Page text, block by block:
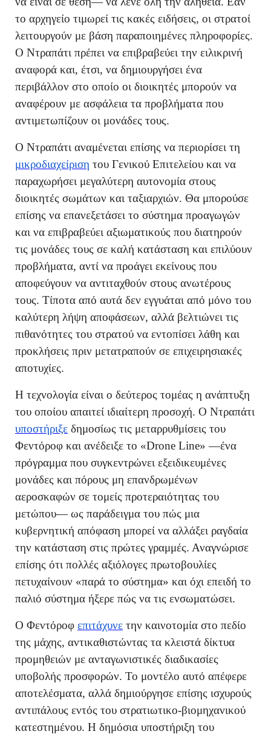
το αρχηγείο τιμωρεί τις κακές ειδήσεις, οι στρατοί
λειτουργούν με βάση παραποιημένες πληροφορίες.
Ο Ντραπάτι πρέπει να επιβραβεύει την ειλικρινή
αναφορά και, έτσι, να δημιουργήσει ένα
περιβάλλον στο οποίο οι διοικητές μπορούν να
αναφέρουν με ασφάλεια τα προβλήματα που
αντιμετωπίζουν οι μονάδες τους.
Ο Ντραπάτι αναμένεται επίσης να περιορίσει τη
μικροδιαχείριση του Γενικού Επιτελείου και να
παραχωρήσει μεγαλύτερη αυτονομία στους
διοικητές σωμάτων και ταξιαρχιών. Θα μπορούσε
επίσης να επανεξετάσει το σύστημα προαγωγών
και να επιβραβεύει αξιωματικούς που διατηρούν
τις μονάδες τους σε καλή κατάσταση και επιλύουν
προβλήματα, αντί να προάγει εκείνους που
αποφεύγουν να αντιταχθούν στους ανωτέρους
τους. Τίποτα από αυτά δεν εγγυάται από μόνο του
καλύτερη λήψη αποφάσεων, αλλά βελτιώνει τις
πιθανότητες του στρατού να εντοπίσει λάθη και
προκλήσεις πριν μετατραπούν σε επιχειρησιακές
αποτυχίες.
Η τεχνολογία είναι ο δεύτερος τομέας η ανάπτυξη
του οποίου απαιτεί ιδιαίτερη προσοχή. Ο Ντραπάτι
υποστήριξε δημοσίως τις μεταρρυθμίσεις του
Φεντόροφ και ανέδειξε το «Drone Line» —ένα
πρόγραμμα που συγκεντρώνει εξειδικευμένες
μονάδες και πόρους μη επανδρωμένων
αεροσκαφών σε τομείς προτεραιότητας του
μετώπου— ως παράδειγμα του πώς μια
κυβερνητική απόφαση μπορεί να αλλάξει ραγδαία
την κατάσταση στις πρώτες γραμμές. Αναγνώρισε
επίσης ότι πολλές αξιόλογες πρωτοβουλίες
πετυχαίνουν «παρά το σύστημα» και όχι επειδή το
παλιό σύστημα ήξερε πώς να τις ενσωματώσει.
Ο Φεντόροφ επιτάχυνε την καινοτομία στο πεδίο
της μάχης, αντικαθιστώντας τα κλειστά δίκτυα
προμηθειών με ανταγωνιστικές διαδικασίες
υποβολής προσφορών. Το μοντέλο αυτό απέφερε
αποτελέσματα, αλλά δημιούργησε επίσης ισχυρούς
αντιπάλους εντός του στρατιωτικο-βιομηχανικού
κατεστημένου. Η δημόσια υποστήριξη του